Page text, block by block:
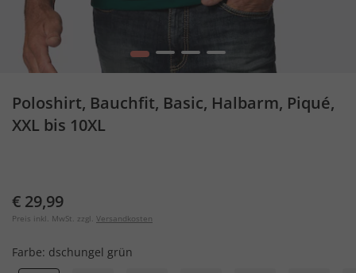
1 2 3 4
Poloshirt, Bauchfit, Basic, Halbarm, Piqué,
XXL bis 10XL
€ 29,99
Preis inkl. MwSt. zzgl. Versandkosten
Farbe: dschungel grün